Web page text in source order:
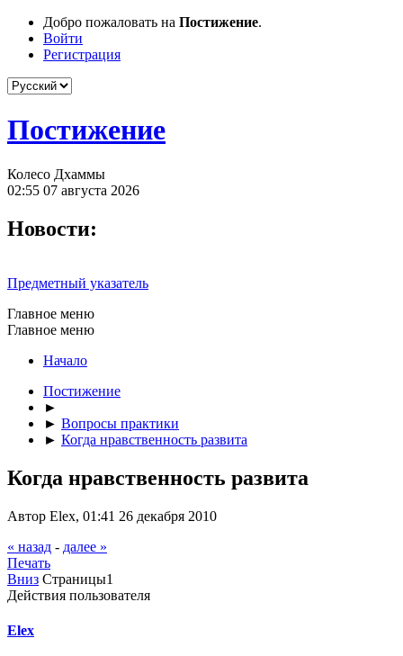
Добро пожаловать на Постижение.
Войти
Регистрация
Постижение
Колесо Дхаммы
02:55 07 августа 2026
Новости:
Предметный указатель
Главное меню
Главное меню
Начало
Постижение
►
► Вопросы практики
► Когда нравственность развита
Когда нравственность развита
Автор Elex, 01:41 26 декабря 2010
« назад - далее »
Печать
Вниз Страницы1
Действия пользователя
Elex